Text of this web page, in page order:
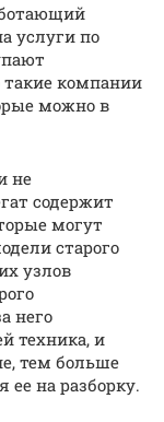
услуги по
компании
можно в
не
содержит
могут
старого
узлов
него
техника, и
тем больше
ее на разборку.